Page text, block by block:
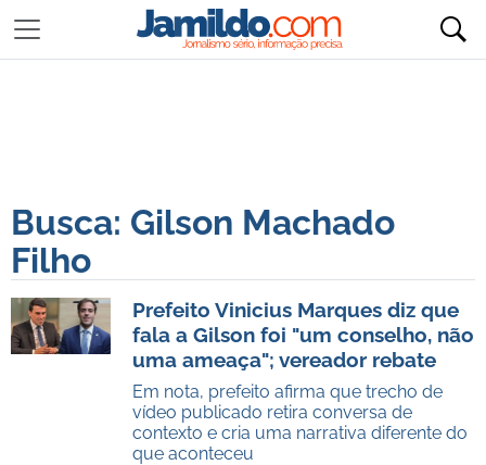
Busca: Gilson Machado
Filho
Prefeito Vinicius Marques diz que
fala a Gilson foi "um conselho, não
uma ameaça"; vereador rebate
Em nota, prefeito afirma que trecho de
vídeo publicado retira conversa de
contexto e cria uma narrativa diferente do
que aconteceu